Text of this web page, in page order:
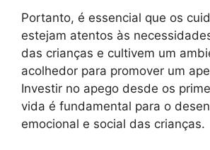
Portanto, é essencial que os
estejam atentos às
das crianças e cultivem um
acolhedor para promover um
Investir no apego desde os
vida é fundamental para o
emocional e social das crianças.